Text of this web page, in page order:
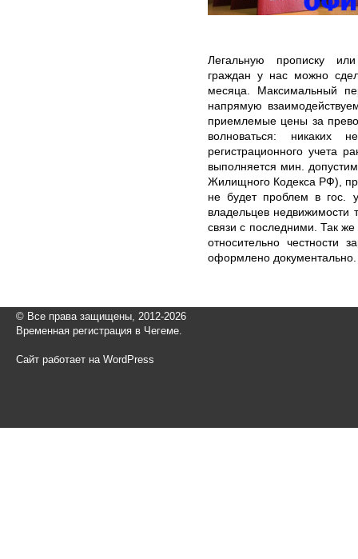
Легальную прописку
граждан у нас можно
месяца. Максимальный
напрямую
приемлемые цены за
волноваться: никаких
регистрационного учета
выполняется мин.
Жилищного Кодекса РФ),
не будет проблем в гос.
владельцев недвижимости
связи с последними. Так
относительно честности
оформлено документально.
© Все права защищены, 2012-2026
Временная регистрация в Чегеме.
Сайт работает на WordPress